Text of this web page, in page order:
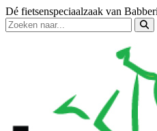
Dé fietsenspeciaalzaak van